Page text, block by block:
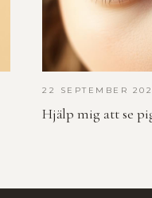
22 SEPTEMBER
Hjälp mig att se